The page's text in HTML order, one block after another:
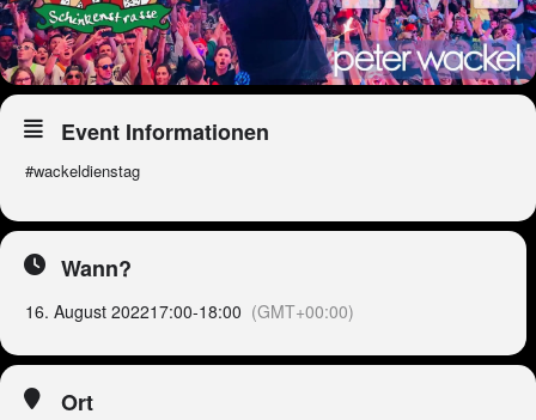
Event Informationen
#wackeldienstag
Wann?
16. August 202217:00-18:00 (GMT+00:00)
Ort